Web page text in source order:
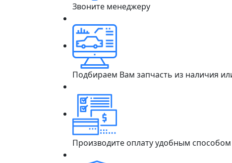
Звоните менеджеру
Подбираем Вам запчасть из наличия
Производите оплату удобным способом